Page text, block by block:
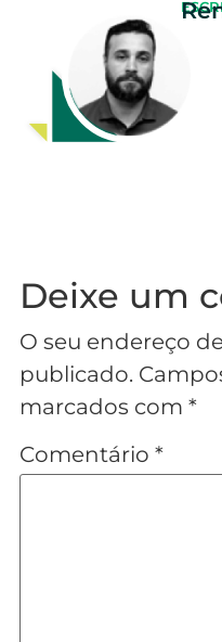
Deixe um
O seu endereço
publicado.
marcados com *
Comentário *